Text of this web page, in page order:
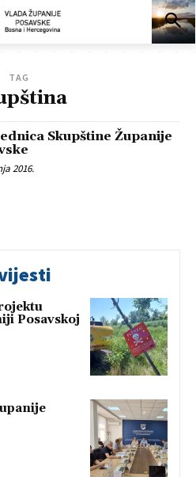
TAG
Skupštine Županije
2016.
Posavskoj